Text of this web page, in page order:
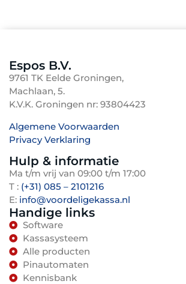
Espos B.V.
9761 TK Eelde Groningen,
Machlaan, 5.
K.V.K. Groningen nr: 93804423
Algemene Voorwaarden
Privacy Verklaring
Hulp & informatie
Ma t/m vrij van 09:00 t/m 17:00
T : (+31) 085 – 2101216
E: info@voordeligekassa.nl
Handige links
Software
Kassasysteem
Alle producten
Pinautomaten
Kennisbank